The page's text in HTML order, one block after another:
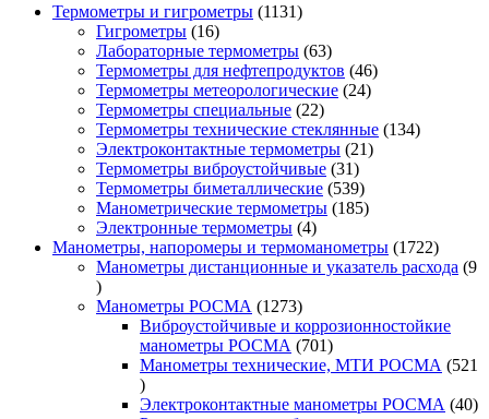
Термометры и гигрометры 11311131
Гигрометры 1616
товаров
Лабораторные термометры 6363
товара
Термометры для нефтепродуктов 4646
Термометры метеорологические 2424
Термометры специальные 2222
товара
Термометры технические стеклянные 134134
Электроконтактные термометры 2121
Термометры виброустойчивые 3131
товар
Термометры биметаллические 539539
товаров
Манометрические термометры 185185
Электронные термометры 44
товара
Манометры, напоромеры и термоманометры 17221722
товара
Манометры дистанционные и указатель расхода 9
9
товаров
Манометры РОСМА 12731273
товара
Виброустойчивые и коррозионностойкие
манометры РОСМА
701701
товар
Манометры технические, МТИ РОСМА
521
521
товар
Электроконтактные манометры РОСМА 4040